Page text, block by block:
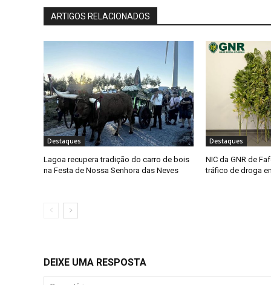
ARTIGOS RELACIONADOS
Destaques
Lagoa recupera tradição do carro de bois
na Festa de Nossa Senhora das Neves
Destaques
NIC da GNR de
tráfico de droga
DEIXE UMA RESPOSTA